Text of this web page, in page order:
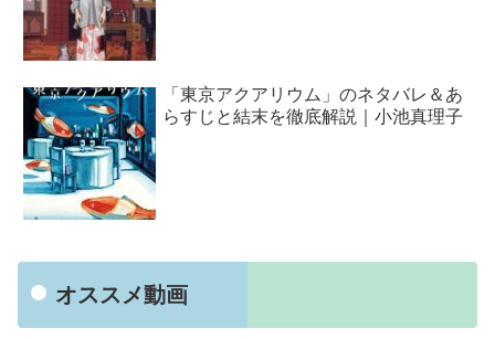
「東京アクアリウム」のネタバレ＆あ
らすじと結末を徹底解説｜小池真理子
オススメ動画